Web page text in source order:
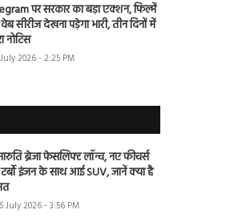
पर सरकार का बड़ा एक्शन, फिल्में
सीरीज देखना पड़ेगा भारी, तीन दिनों में
नोटिस
2026 - 2:25 PM
ब्रेजा फेसलिफ्ट लॉन्च, नए फीचर्स
इंजन के साथ आई SUV, जानें क्या है
July 2026 - 3:56 PM